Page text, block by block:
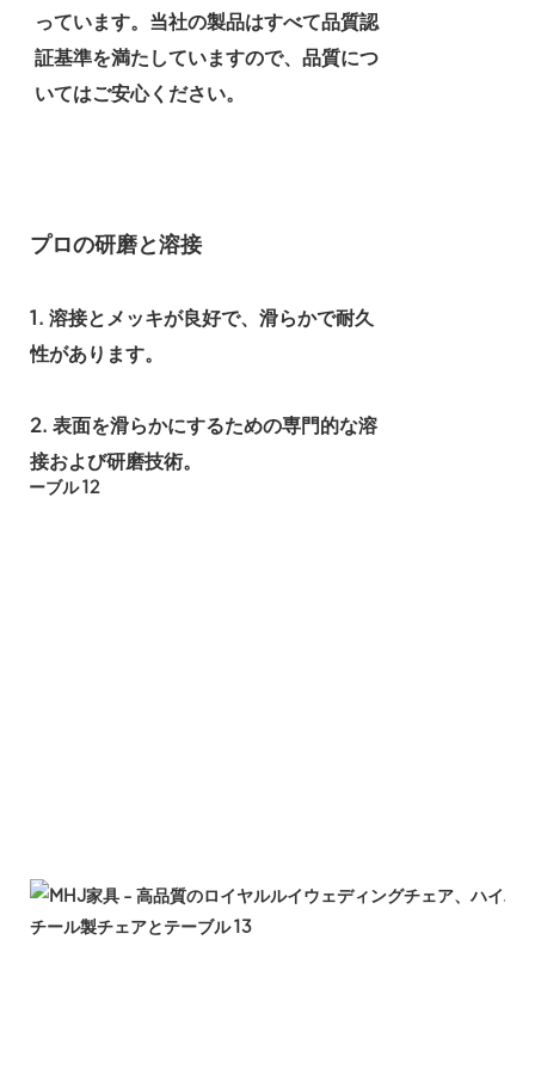
っています。当社の製品はすべて品質認
証基準を満たしていますので、品質につ
いてはご安心ください。
プロの研磨と溶接
1. 溶接とメッキが良好で、滑らかで耐久
性があります。
2. 表面を滑らかにするための専門的な溶
接および研磨技術。